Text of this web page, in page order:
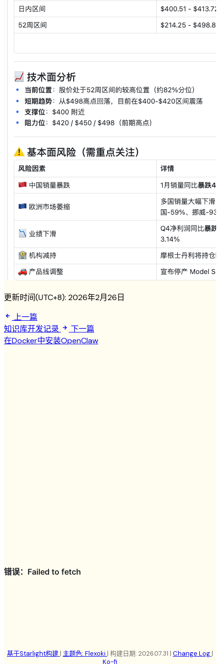
更新时间(UTC+8): 2026年2月26日
上一篇
知识库开发记录
下一篇
在Docker中安装OpenClaw
基于Starlight构建 | 主题色: Flexoki | 构建日期: 2026.07.31 | Change Log |
Ko-fi